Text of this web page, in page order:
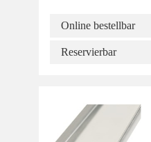
Online bestellbar
Reservierbar